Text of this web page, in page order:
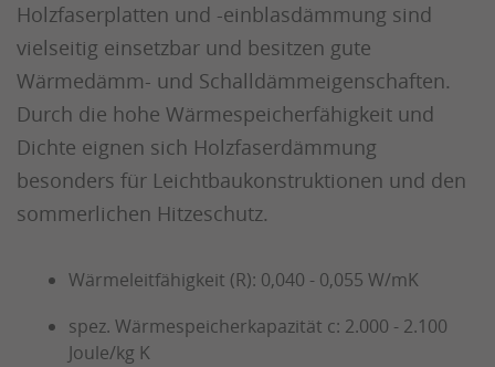
Holzfaserplatten und -einblasdämmung sind
vielseitig einsetzbar und besitzen gute
Wärmedämm- und Schalldämmeigenschaften.
Durch die hohe Wärmespeicherfähigkeit und
Dichte eignen sich Holzfaserdämmung
besonders für Leichtbaukonstruktionen und den
sommerlichen Hitzeschutz.
Wärmeleitfähigkeit (R): 0,040 - 0,055 W/mK
spez. Wärmespeicherkapazität c: 2.000 - 2.100
Joule/kg K